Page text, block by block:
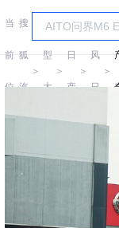
当
前
位
置:
搜
狐
汽
车
＞
车
型
大
全
＞
日
产
＞
东
风
日
＞